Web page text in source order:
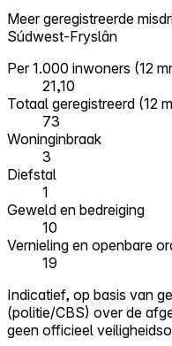
Meer geregistreerde
Súdwest-Fryslân
Per 1.000 inwoners (12
21,10
Totaal geregistreerd (12
73
Woninginbraak
3
Diefstal
1
Geweld en bedreiging
10
Vernieling en openbare
19
Indicatief, op basis van
(politie/CBS) over de
geen officieel